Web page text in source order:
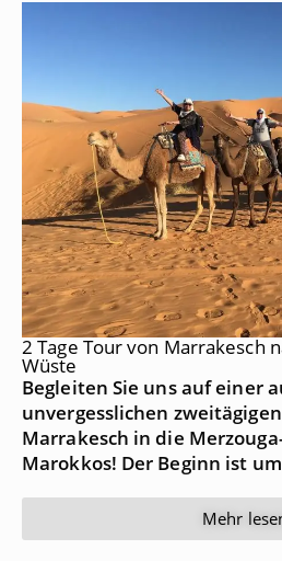
2 Tage Tour von Marrakesch
Wüste
Begleiten Sie uns auf einer
unvergesslichen
Marrakesch in die
Marokkos! Der Beginn ist
Mehr